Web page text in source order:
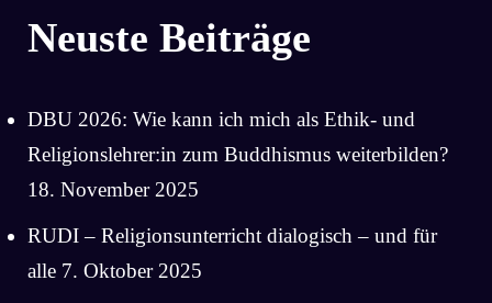
Neuste Beiträge
DBU 2026: Wie kann ich mich als Ethik- und
Religionslehrer:in zum Buddhismus weiterbilden?
18. November 2025
RUDI – Religionsunterricht dialogisch – und für
alle 7. Oktober 2025